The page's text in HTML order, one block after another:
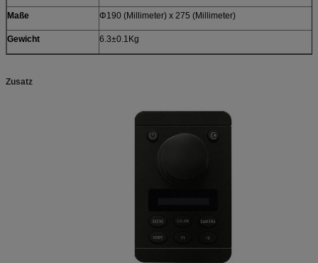
Maße Φ190 (Millimeter) x 275 (Millimeter)
Gewicht 6.3±0.1Kg
Zusatz